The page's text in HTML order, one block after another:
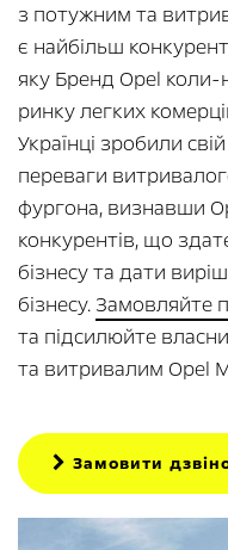
з потужним та
є найбільш
яку Бренд Opel коли-
ринку легких
Українці зробили
переваги
фургона, визнавши
конкурентів, що
бізнесу та дати
бізнесу.Замовляйте
та підсилюйте
та витривалим Opеl
Замовити